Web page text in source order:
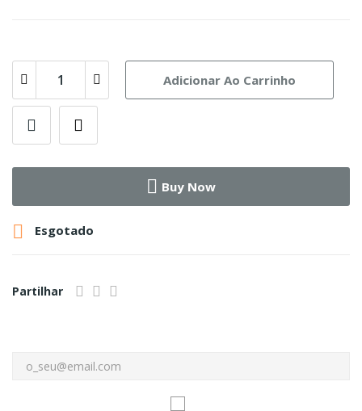
Adicionar Ao Carrinho
Buy Now
 Esgotado
Partilhar